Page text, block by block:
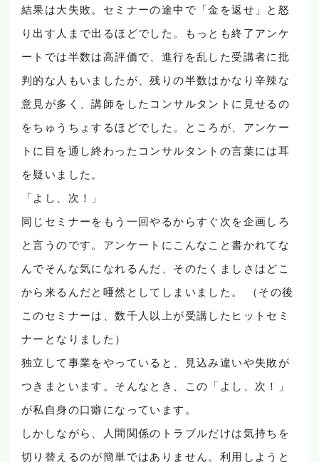
結果は大失敗。セミナーの途中で「金を返せ」と怒
り出す人まで出るほどでした。もっとも終了アンケ
ートでは半数は高評価で、進行を乱した受講者に批
判的な人もいましたが、残りの半数はかなり辛辣な
意見が多く、講師をしたコンサルタントに見せるの
をちゅうちょするほどでした。ところが、アンケー
トに目を通し終わったコンサルタントの言葉には耳
を疑いました。
「よし、次！」
同じセミナーをもう一回やるからすぐ次を企画しろ
と言うのです。アンケートにこんなこと書かれてな
んでそんな気になれるんだ、そのたくましさはどこ
から来るんだと唖然としてしまいました。 （その後
このセミナーは、数千人以上が受講したヒットセミ
ナーとなりました）
独立して事業をやっていると、見込み違いや失敗が
つきまといます。そんなとき、この「よし、次！」
が私自身の口癖になっています。
しかしながら、人間関係のトラブルだけは気持ちを
切り替えるのが簡単ではありません。利用しようと